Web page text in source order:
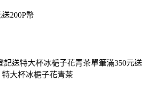
200P幣
記送特大杯冰梔子花青茶單筆滿350元送
特大杯冰梔子花青茶